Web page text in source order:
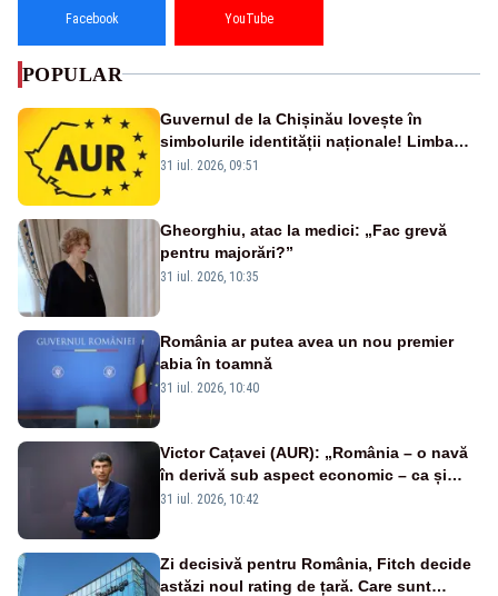
Facebook YouTube
POPULAR
Guvernul de la Chișinău lovește în
simbolurile identității naționale! Limba
română nu se economisește! Limba
31 iul. 2026, 09:51
Gheorghiu, atac la medici: „Fac grevă
pentru majorări?”
31 iul. 2026, 10:35
România ar putea avea un nou premier
abia în toamnă
31 iul. 2026, 10:40
Victor Cațavei (AUR): „România – o navă
în derivă sub aspect economic – ca și
rezultat al guvernărilor din ultimii 36 de
31 iul. 2026, 10:42
Zi decisivă pentru România, Fitch decide
astăzi noul rating de țară. Care sunt